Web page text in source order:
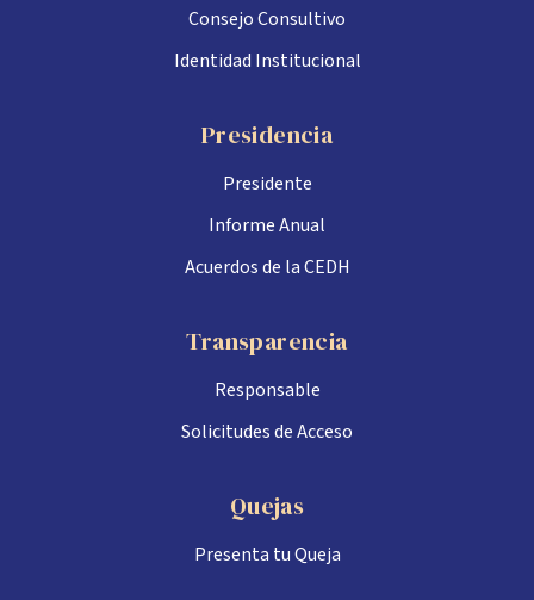
Consejo Consultivo
Identidad Institucional
Presidencia
Presidente
Informe Anual
Acuerdos de la CEDH
Transparencia
Responsable
Solicitudes de Acceso
Quejas
Presenta tu Queja